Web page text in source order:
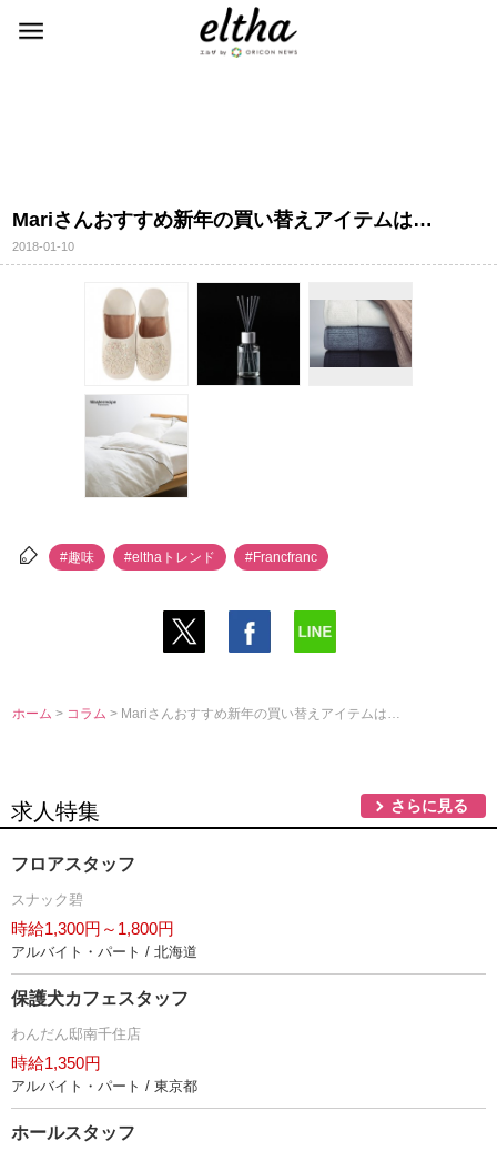
Mariさんおすすめ新年の買い替えアイテムは…
2018-01-10
#趣味 #elthaトレンド #Francfranc
ホーム > コラム> Mariさんおすすめ新年の買い替えアイテムは…
求人特集 さらに見る
フロアスタッフ
スナック碧
時給1,300円～1,800円
アルバイト・パート / 北海道
保護犬カフェスタッフ
わんだん邸南千住店
時給1,350円
アルバイト・パート / 東京都
ホールスタッフ